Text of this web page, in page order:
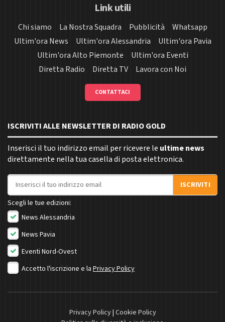
Link utili
Chi siamo La Nostra Squadra Pubblicità
Whatsapp
Ultim'ora News
Ultim'ora Alessandria
Ultim'ora Pavia
Ultim'ora Alto Piemonte
Ultim'ora Eventi
Diretta Radio
Diretta TV Lavora con Noi
CONTATTACI
ISCRIVITI ALLE NEWSLETTER DI RADIO GOLD
Inserisci il tuo indirizzo email per ricevere le ultime news
direttamente nella tua casella di posta elettronica.
Indirizzo email
ISCRIVITI
Scegli le tue edizioni:
News Alessandria
News Pavia
Eventi Nord-Ovest
Accetto l'iscrizione e la Privacy Policy
Privacy Policy| Cookie Policy